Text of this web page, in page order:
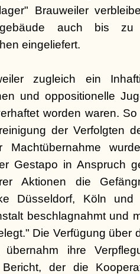
Brauweiler
auch bis zu
eingeliefert.
zugleich ein
und oppositionelle
worden waren.
der Verfolgten
Gestapo in Anspruch
Aktionen die
Düsseldorf, Köln und
beschlagnahmt und
Die Verfügung über
ihre
der die